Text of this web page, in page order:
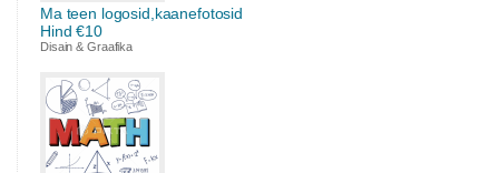
Ma teen logosid,kaanefotosid
Hind €10
Disain & Graafika